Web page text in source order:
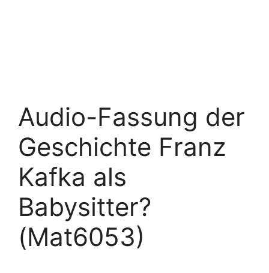
Audio-Fassung der
Geschichte Franz
Kafka als
Babysitter?
(Mat6053)